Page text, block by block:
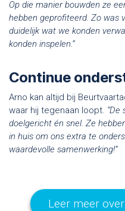
Op die manier bouwden ze
hebben geprofiteerd. Zo was
duidelijk wat we konden
konden inspelen.”
Continue
Arno kan altijd bij
waar hij tegenaan loopt.
doelgericht én snel. Ze
in huis om ons extra te
waardevolle samenwerking!”
Leer meer